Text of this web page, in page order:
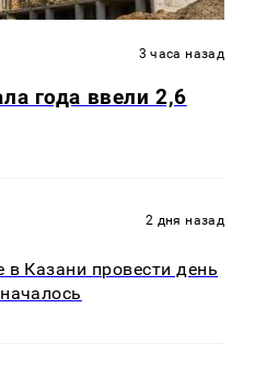
3 часа назад
года ввели 2,6
2 дня назад
в Казани провести день